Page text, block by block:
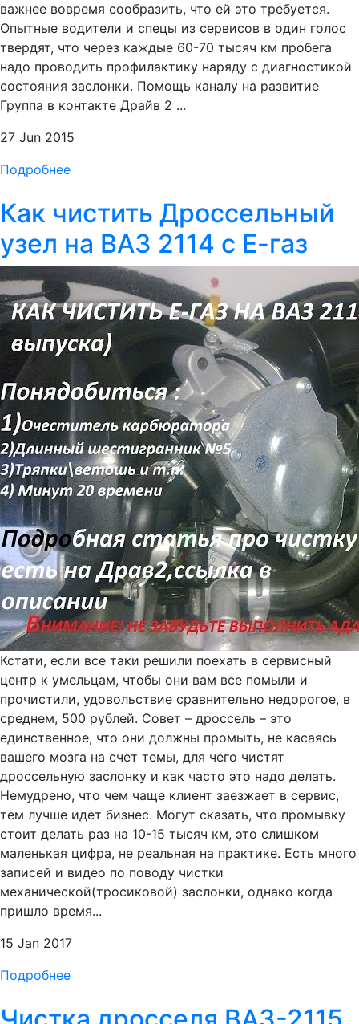
важнее вовремя сообразить, что ей это требуется.
Опытные водители и спецы из сервисов в один голос
твердят, что через каждые 60-70 тысяч км пробега
надо проводить профилактику наряду с диагностикой
состояния заслонки. Помощь каналу на развитие
Группа в контакте Драйв 2 ...
27 Jun 2015
Подробнее
Как чистить Дроссельный
узел на ВАЗ 2114 с Е-газ
Кстати, если все таки решили поехать в сервисный
центр к умельцам, чтобы они вам все помыли и
прочистили, удовольствие сравнительно недорогое, в
среднем, 500 рублей. Совет – дроссель – это
единственное, что они должны промыть, не касаясь
вашего мозга на счет темы, для чего чистят
дроссельную заслонку и как часто это надо делать.
Немудрено, что чем чаще клиент заезжает в сервис,
тем лучше идет бизнес. Могут сказать, что промывку
стоит делать раз на 10-15 тысяч км, это слишком
маленькая цифра, не реальная на практике. Есть много
записей и видео по поводу чистки
механической(тросиковой) заслонки, однако когда
пришло время...
15 Jan 2017
Подробнее